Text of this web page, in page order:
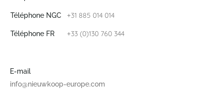
Téléphone NGC +31 885 014 014
Téléphone FR +33 (0)130 760 344
E-mail
info@nieuwkoop-europe.com